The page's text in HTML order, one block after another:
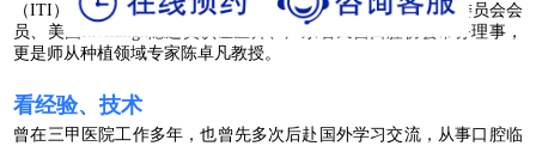
（ITI）、All-on-04种植认证大师、
中华口腔医学会种植专业委员会会
员、 美国Invisalign隐适美认证医师、
广东省民营口腔协会常务理事，
更是师从种植领域专家陈卓凡教授。
看经验、技术
曾在三甲医院工作多年，也曾先多次后赴国外学习交流，从事口腔临